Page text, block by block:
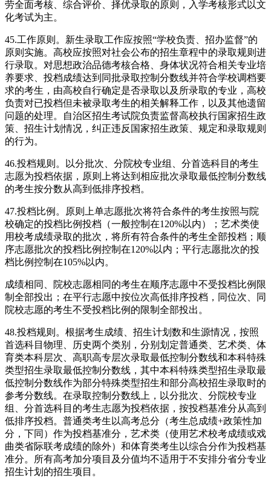
劳全面考核、综合评价、择优录取的原则，入学考核形式以文
化考试为主。
45.工作原则。新生录取工作应按照“学校负责、招办监督”的
原则实施。高校应按照对社会公布的招生章程中的录取规则进
行录取。对思想政治品德考核合格、身体状况符合相关专业培
养要求、投档成绩达到同批录取控制分数线并符合学校调档要
求的考生，由高校自行确定是否录取以及所录取的专业，高校
负责对已投档但未被录取考生的相关解释工作，以及其他遗留
问题的处理。自治区招生考试院负责监督高校执行国家招生政
策、招生计划情况，纠正违反国家招生政策、规定和录取规则
的行为。
46.投档规则。以分批次、分院校专业组、分首选科目的考生
志愿为投档依据，原则上将达到相应批次录取最低控制分数线
的考生按分数从高到低排序投档。
47.投档比例。原则上单志愿批次将符合条件的考生按照与院
校确定的投档比例投档（一般控制在120%以内）；艺术类使
用校考成绩录取的批次，将所有符合条件的考生全部投档；顺
序志愿批次的投档比例控制在120%以内；平行志愿批次的投
档比例控制在105%以内。
成绩相同、院校志愿相同的考生在顺序志愿中不受投档比例限
制全部投出；在平行志愿中按位次高低排序投档，同位次、同
院校志愿的考生不受投档比例的限制全部投出。
48.投档规则。根据考生成绩、招生计划数和生源情况，按照
首选科目物理、历史两个类别，分别划定普通类、艺术类、体
育类本科层次、高职高专层次录取最低控制分数线和本科特殊
类型招生录取最低控制分数线，其中本科特殊类型招生录取最
低控制分数线作为部分特殊类型招生和部分高校招生录取时的
参考分数线。在录取控制分数线上，以分批次、分院校专业
组、分首选科目的考生志愿为投档依据，按投档基准分从高到
低排序投档。普通类考生以高考总分（考生总成绩+政策性加
分，下同）作为投档基准分，艺术类（使用艺术校考成绩或戏
曲类省际联考成绩的除外）和体育类考生以综合分作为投档基
准分。所有高考加分项目及分值均不适用于不安排分省分专业
招生计划的招生项目。